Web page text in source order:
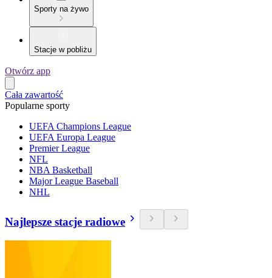
Sporty na żywo
Stacje w pobliżu
Otwórz app
Cała zawartość
Popularne sporty
UEFA Champions League
UEFA Europa League
Premier League
NFL
NBA Basketball
Major League Baseball
NHL
Najlepsze stacje radiowe